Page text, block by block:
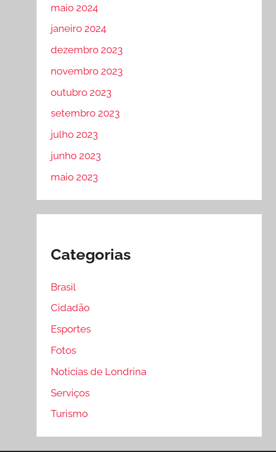
maio 2024
janeiro 2024
dezembro 2023
novembro 2023
outubro 2023
setembro 2023
julho 2023
junho 2023
maio 2023
Categorias
Brasil
Cidadão
Esportes
Fotos
Noticias de Londrina
Serviços
Turismo